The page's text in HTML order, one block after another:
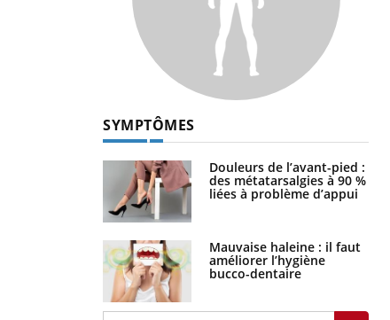
SYMPTÔMES
Douleurs de l’avant-pied :
des métatarsalgies à 90 %
liées à problème d’appui
Mauvaise haleine : il faut
améliorer l’hygiène
bucco-dentaire